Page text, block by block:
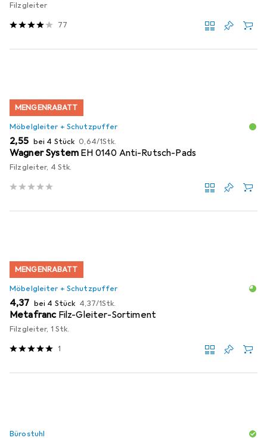
Filzgleiter
77
MENGENRABATT
Möbelgleiter + Schutzpuffer
EUR
2,55 bei 4 Stück EUR
0,64/1Stk.
Wagner System EH 0140 Anti-Rutsch-Pads
Filzgleiter, 4 Stk.
MENGENRABATT
Möbelgleiter + Schutzpuffer
EUR
4,37 bei 4 Stück EUR
4,37/1Stk.
Metafranc Filz-Gleiter-Sortiment
Filzgleiter, 1 Stk.
1
Bürostuhl